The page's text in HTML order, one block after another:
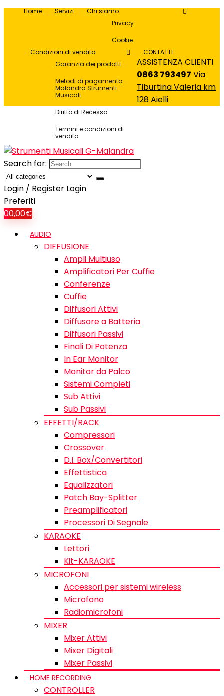
Home Servizi
Chi siamo
Privacy
Cookie
Condizioni di vendita
Garanzia dei prodotti
Metodi di pagamento
Malandra Strumenti
Musicali
Diritto di Recesso
Termini e condizioni di
vendita
CONTATTI
ASSISTENZA CLIENTI
0863 793497 Via
Tiburtina Valeria km
128 Aielli
Search for:
Login / Register Login
Preferiti
00,00€
AUDIO
DIFFUSIONE
Ampli Multiuso
Amplificatori Per Cuffie
Conferenze
Cuffie
Diffusori Attivi
Diffusore a Batteria
Diffusori Passivi
Finali Di Potenza
In Ear Monitor
Monitor da Palco
Sistemi Completi
Sub Attivi
Sub Passivi
EFFETTI/RACK
Compressori
Crossover
D.I. Box/Convertitori
Effettistica
Equalizzatori
Patch Bay-Splitter
Preamplificatori
Processori Di Segnale
KARAOKE
Lettori
Kit-KARAOKE
MICROFONI
Accessori per sistemi wireless
Microfono
Radiomicrofoni
MIXER
Mixer Attivi
Mixer Digitali
Mixer Passivi
HOME RECORDING
CONTROLLER